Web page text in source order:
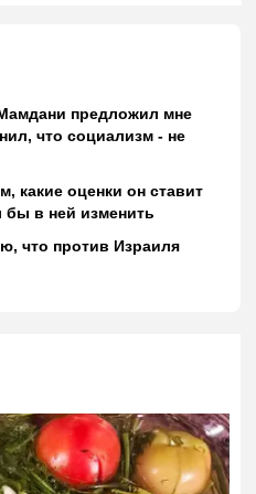
предложил мне
что социализм - не
какие оценки он ставит
бы в ней изменить
что против Израиля